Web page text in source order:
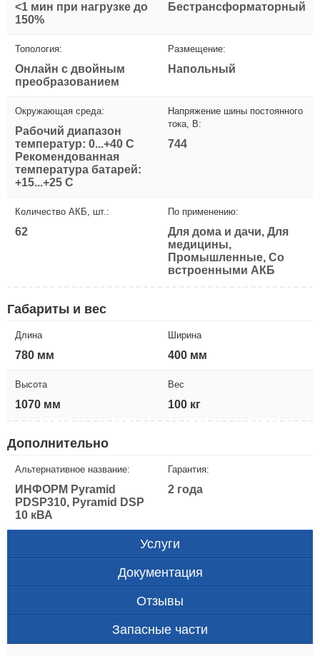
<1 мин при нагрузке до
150%
Бестрансформаторный
Топология:
Онлайн с двойным
преобразованием
Размещение:
Напольный
Окружающая среда:
Рабочий диапазон
температур: 0...+40 С
Рекомендованная
температура батарей:
+15...+25 С
Напряжение шины постоянного
тока, В:
744
Количество АКБ, шт.:
62
По применению:
Для дома и дачи, Для
медицины,
Промышленные, Со
встроенными АКБ
Габариты и вес
Длина
780 мм
Ширина
400 мм
Высота
1070 мм
Вес
100 кг
Дополнительно
Альтернативное название:
ИНФОРМ Pyramid
PDSP310, Pyramid DSP
10 кВА
Гарантия:
2 года
Услуги
Документация
Отзывы
Запасные части